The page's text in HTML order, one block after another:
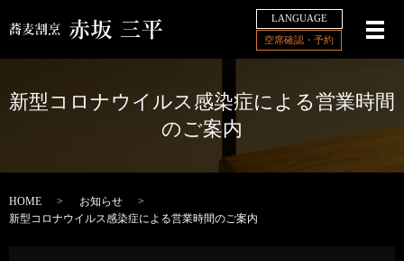
LANGUAGE
空席確認・予約
メ
新型コロナウイルス感染症による営業時間
のご案内
HOME
お知らせ
新型コロナウイルス感染症による営業時間のご案内